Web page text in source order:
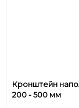
Кронштейн
200 - 500 мм